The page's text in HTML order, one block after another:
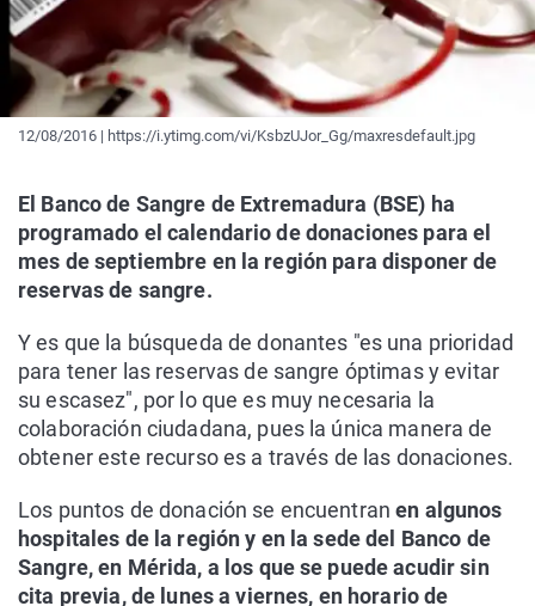
12/08/2016 | https://i.ytimg.com/vi/KsbzUJor_Gg/maxresdefault.jpg
El Banco de Sangre de Extremadura (BSE) ha
programado el calendario de donaciones para el
mes de septiembre en la región para disponer de
reservas de sangre.
Y es que la búsqueda de donantes "es una prioridad
para tener las reservas de sangre óptimas y evitar
su escasez", por lo que es muy necesaria la
colaboración ciudadana, pues la única manera de
obtener este recurso es a través de las donaciones.
Los puntos de donación se encuentranen algunos
hospitales de la región y en la sede del Banco de
Sangre, en Mérida, a los que se puede acudir sin
cita previa, de lunes a viernes, en horario de